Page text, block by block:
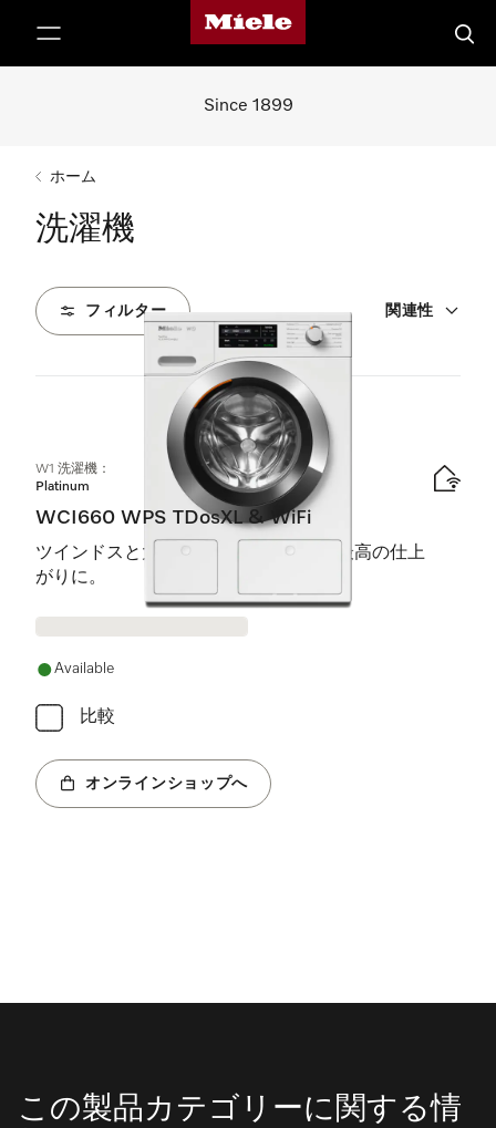
Mieleのホームページ
検索
Since 1899
ホーム
洗濯機
フィルター 関連性
1 製品
W1 洗濯機：
Platinum
WCI660 WPS TDosXL & WiFi
ツインドスと大型のハニカムドラムで最高の仕上
がりに。
Available
比較
オンラインショップへ
この製品カテゴリーに関する情